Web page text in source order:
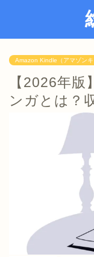
Amazon Kindle（アマゾンキ
【2026年
ンガとは？